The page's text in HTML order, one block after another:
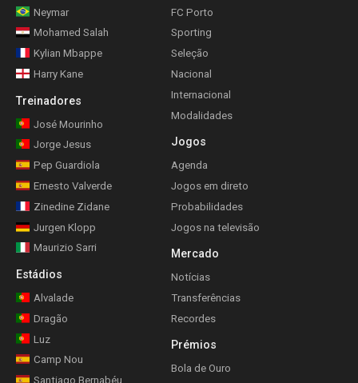
Neymar
Mohamed Salah
Kylian Mbappe
Harry Kane
Treinadores
José Mourinho
Jorge Jesus
Pep Guardiola
Ernesto Valverde
Zinedine Zidane
Jurgen Klopp
Maurizio Sarri
Estádios
Alvalade
Dragão
Luz
Camp Nou
Santiago Bernabéu
FC Porto
Sporting
Seleção
Nacional
Internacional
Modalidades
Jogos
Agenda
Jogos em direto
Probabilidades
Jogos na televisão
Mercado
Notícias
Transferências
Recordes
Prémios
Bola de Ouro